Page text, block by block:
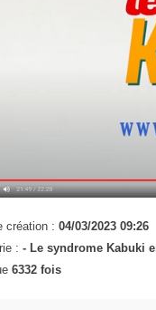
création : 04/03/2023 09:26
: - Le syndrome Kabuki
6332 fois